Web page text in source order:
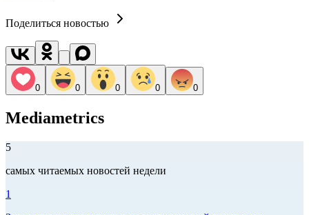
Поделиться новостью
0 0 0 0 0
Mediametrics
5
самых читаемых новостей недели
1